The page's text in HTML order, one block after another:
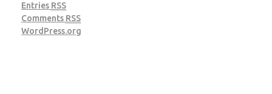
Entries RSS
Comments RSS
WordPress.org